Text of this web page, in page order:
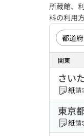
所蔵館、
料の利用
関東
さい
紙請
東京
紙請